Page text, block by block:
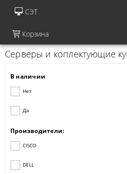
СЭТ
Корзина
Серверы и коплектующие
В наличии
Нет
Да
Производители:
CISCO
DELL